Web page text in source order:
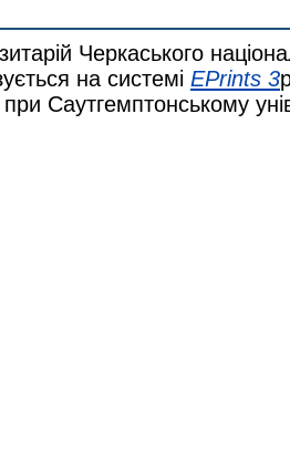
Черкаського
на системі EPrints 3
при Саутгемптонському